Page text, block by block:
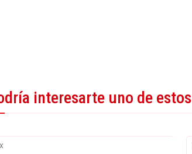
interesarte uno de estos